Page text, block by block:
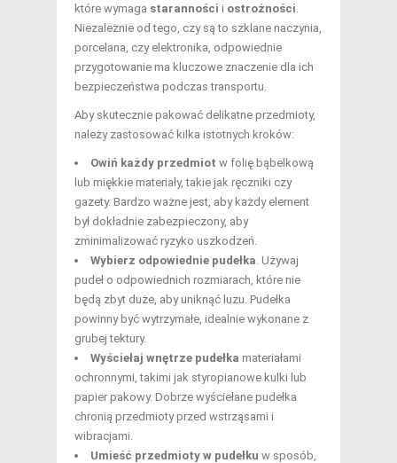
które wymaga staranności i ostrożności
Niezależnie od tego, czy są to szklane naczynia,
porcelana, czy elektronika, odpowiednie
przygotowanie ma kluczowe znaczenie dla ich
bezpieczeństwa podczas transportu.
Aby skutecznie pakować delikatne przedmioty,
należy zastosować kilka istotnych kroków:
Owiń każdy przedmiot w folię bąbelkową
lub miękkie materiały, takie jak ręczniki czy
gazety. Bardzo ważne jest, aby każdy element
był dokładnie zabezpieczony, aby
zminimalizować ryzyko uszkodzeń.
Wybierz odpowiednie pudełka . Używaj
pudeł o odpowiednich rozmiarach, które nie
będą zbyt duże, aby uniknąć luzu. Pudełka
powinny być wytrzymałe, idealnie wykonane z
grubej tektury.
Wyściełaj wnętrze pudełka materiałami
ochronnymi, takimi jak styropianowe kulki lub
papier pakowy. Dobrze wyściełane pudełka
chronią przedmioty przed wstrząsami i
wibracjami.
Umieść przedmioty w pudełku w sposób,